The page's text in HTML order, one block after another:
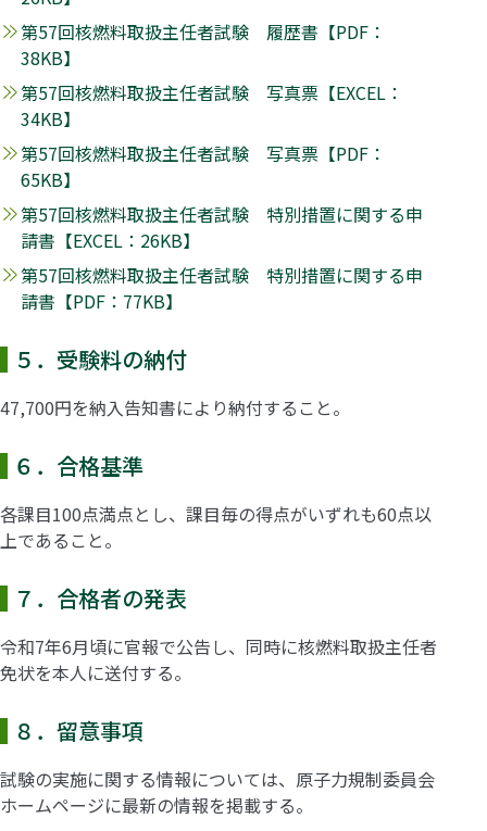
第57回核燃料取扱主任者試験 履歴書【PDF：
38KB】
第57回核燃料取扱主任者試験 写真票【EXCEL：
34KB】
第57回核燃料取扱主任者試験 写真票【PDF：
65KB】
第57回核燃料取扱主任者試験 特別措置に関する申
請書【EXCEL：26KB】
第57回核燃料取扱主任者試験 特別措置に関する申
請書【PDF：77KB】
５．受験料の納付
47,700円を納入告知書により納付すること。
６．合格基準
各課目100点満点とし、課目毎の得点がいずれも60点以
上であること。
７．合格者の発表
令和7年6月頃に官報で公告し、同時に核燃料取扱主任者
免状を本人に送付する。
８．留意事項
試験の実施に関する情報については、原子力規制委員会
ホームページに最新の情報を掲載する。